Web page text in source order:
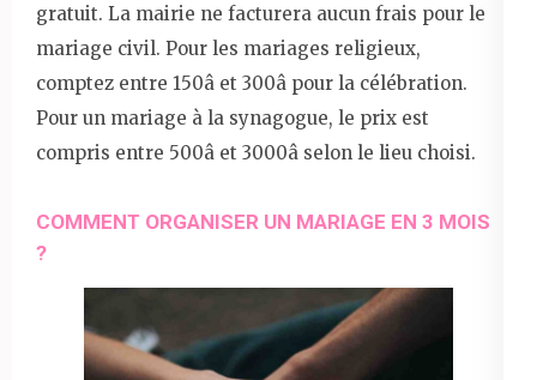
gratuit. La mairie ne facturera aucun frais pour le
mariage civil. Pour les mariages religieux,
comptez entre 150â et 300â pour la célébration.
Pour un mariage à la synagogue, le prix est
compris entre 500â et 3000â selon le lieu choisi.
COMMENT ORGANISER UN MARIAGE EN 3 MOIS
?